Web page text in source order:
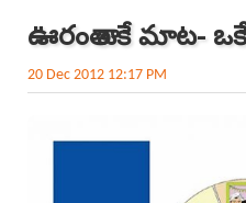
ఊరంతా ఒకే మాట-
20 Dec 2012 12:17 PM